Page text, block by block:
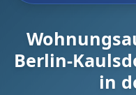
Berlin-
in